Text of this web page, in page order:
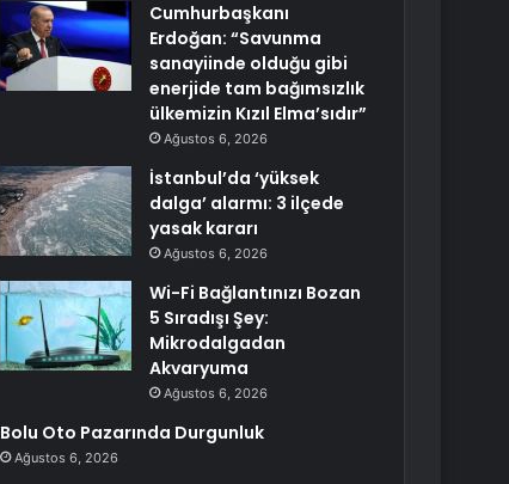
Cumhurbaşkanı
Erdoğan: “Savunma
sanayiinde olduğu gibi
enerjide tam bağımsızlık
ülkemizin Kızıl Elma’sıdır”
Ağustos 6, 2026
İstanbul’da ‘yüksek
dalga’ alarmı: 3 ilçede
yasak kararı
Ağustos 6, 2026
Wi-Fi Bağlantınızı Bozan
5 Sıradışı Şey:
Mikrodalgadan
Akvaryuma
Ağustos 6, 2026
Bolu Oto Pazarında Durgunluk
Ağustos 6, 2026